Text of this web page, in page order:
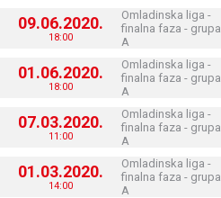
09.06.2020.
18:00
Omladinska liga -
finalna faza - grupa
A
01.06.2020.
18:00
Omladinska liga -
finalna faza - grupa
A
07.03.2020.
11:00
Omladinska liga -
finalna faza - grupa
A
01.03.2020.
14:00
Omladinska liga -
finalna faza - grupa
A